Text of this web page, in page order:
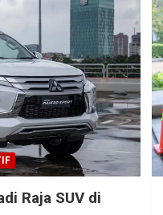
Raja SUV di